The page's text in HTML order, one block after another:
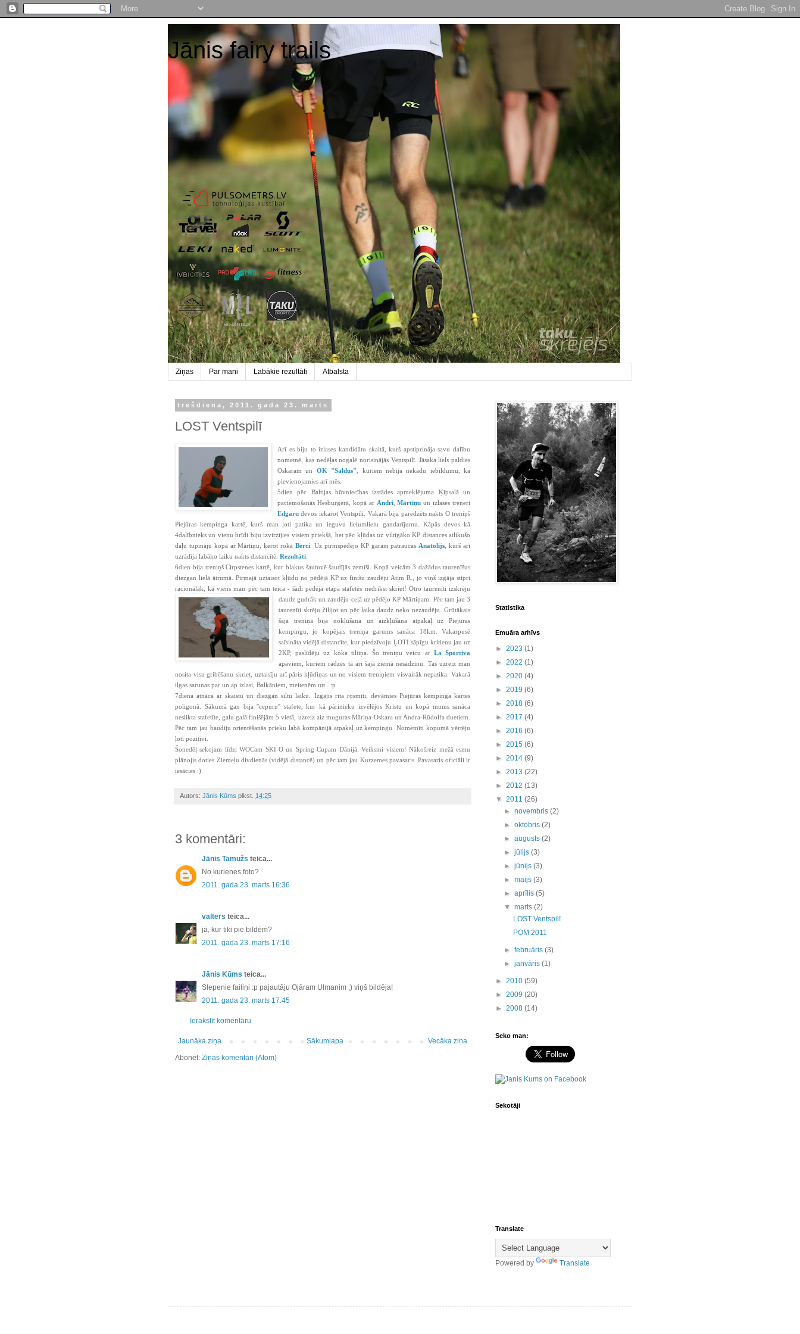
Jānis fairy trails
Ziņas Par mani Labākie rezultāti Atbalsta
trešdiena, 2011. gada 23. marts
LOST Ventspilī
Arī es biju to izlases kandidātu skaitā, kurš apstiprināja savu dalību
nometnē, kas nedēļas nogalē norisinājās Ventspilī. Jāsaka liels paldies
Oskaram un OK "Saldus" , kuriem nebija nekādu iebildumu, ka
pievienojamies arī mēs.
5dien pēc Baltijas būvniecības izstādes apmeklējuma Ķīpsalā un
paciemošanās Hesburgerā, kopā ar Andri,Mārtiņuun izlases treneri
Edgaru devos iekarot Ventspili. Vakarā bija paredzēts nakts O treniņš
Piejūras kempinga kartē, kurš man ļoti patika un ieguvu lielumlielu gandarījumu. Kāpās devos kā
4dalībnieks un vienu brīdi biju izvirzījies visiem priekšā, bet pēc kļūdas uz viltīgāko KP distances atlikušo
daļu tupināju kopā ar Mārtiņu, ķerot rokāBērci . Uz pirmspēdējo KP garām patraucās Anatolijs , kurš arī
uzrādīja labāko laiku nakts distancītē. Rezultāti
6dien bija treniņš Cirpstenes kartē, kur blakus šautuvē šaudījās zemīši. Kopā veicām 3 dažādus taurenīšus
diezgan lielā ātrumā. Pirmajā uztaisot kļūdu no pēdējā KP uz finišu zaudēju Atim R., jo viņš izgāja stipri
racionālāk, kā viens man pēc tam teica - šādi pēdējā etapā stafetēs nedrīkst skriet! Otro taurenīti izskrēju
daudz gudrāk un zaudēju ceļā uz pēdējo KP Mārtiņam. Pēc tam jau 3
taurenīti skrēju čilijot un pēc laika daudz neko nezaudēju. Grūtākais
šajā treniņā bija nokļūšana un aizkļūšana atpakaļ uz Piejūras
kempingu, jo kopējais treniņa garums sanāca 18km. Vakarpusē
saīsināta vidējā distancīte, kur piedzīvoju ĻOTI sāpīgu kritienu jau uz
2KP, paslīdēju uz koka tiltiņa. Šo treniņu veicu ar La Sportiva
apaviem, kuriem radzes tā arī šajā ziemā nesadzinu. Tas uzreiz man
nosita visu gribēšanu skriet, uztaisīju arī pāris kļūdiņas un no visiem treniņiem visvairāk nepatika. Vakarā
ilgas sarunas par un ap izlasi, Balkāniem, meitenēm utt.. :p
7diena atnāca ar skaistu un diezgan siltu laiku. Izgājis rīta rosmīti, devāmies Piejūras kempinga kartes
poligonā. Sākumā gan bija ''cepuru'' stafete, kur kā pārinieku izvēlējos Kristu un kopā mums sanāca
neslikta stafetīte, galu galā finišējām 5.vietā, uzreiz aiz muguras Māriņa-Oskara un Andra-Rūdolfa duetiem.
Pēc tam jau baudīju orientēšanās prieku labā kompānijā atpakaļ uz kempingu. Nometnīti kopumā vērtēju
ļoti pozitīvi.
Šonedēļ sekojam līdzi WOCam SKI-O un Spring Cupam Dānijā. Veiksmi visiem! Nākošreiz mežā esmu
plānojis doties Ziemeļu divdienās (vidējā distancē) un pēc tam jau Kurzemes pavasaris. Pavasaris oficiāli ir
iesācies :)
Autors: Jānis Kūms plkst. 14:25
3 komentāri:
Jānis Tamužs teica...
No kurienes foto?
2011. gada 23. marts 16:36
valters teica...
jā, kur tiki pie bildēm?
2011. gada 23. marts 17:16
Jānis Kūms teica...
Slepenie failiņi :p pajautāju Ojāram Ulmanim ;) viņš bildēja!
2011. gada 23. marts 17:45
Ierakstīt komentāru
Jaunāka ziņa Vecāka ziņa
Sākumlapa
Abonēt: Ziņas komentāri (Atom)
Statistika
Emuāra arhīvs
► 2023 (1)
► 2022 (1)
► 2020 (4)
► 2019 (6)
► 2018 (6)
► 2017 (4)
► 2016 (6)
► 2015 (6)
► 2014 (9)
► 2013 (22)
► 2012 (13)
▼ 2011 (26)
►novembris(2)
►oktobris(2)
►augusts(2)
►jūlijs(3)
►jūnijs(3)
►maijs(3)
►aprīlis(5)
▼marts(2)
LOST Ventspilī
POM 2011
►februāris(3)
►janvāris(1)
► 2010 (59)
► 2009 (20)
► 2008 (14)
Seko man:
Sekotāji
Translate
Powered by Translate